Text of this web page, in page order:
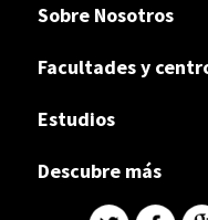
Sobre Nosotros
Facultades y
Estudios
Descubre más